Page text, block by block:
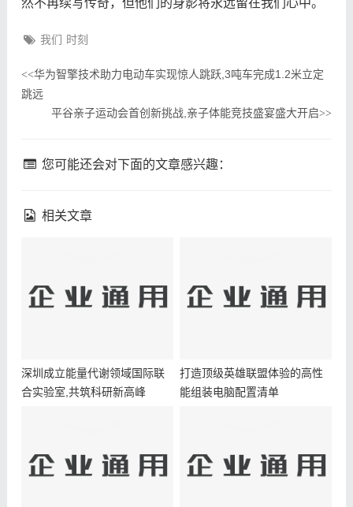
我们 时刻
<<华为智擎技术助力电动车实现惊人跳跃,3吨车完成1.2米立定
跳远
平谷亲子运动会首创新挑战,亲子体能竞技盛宴盛大开启>>
您可能还会对下面的文章感兴趣：
相关文章
深圳成立能量代谢领域国际联
合实验室,共筑科研新高峰
打造顶级英雄联盟体验的高性
能组装电脑配置清单